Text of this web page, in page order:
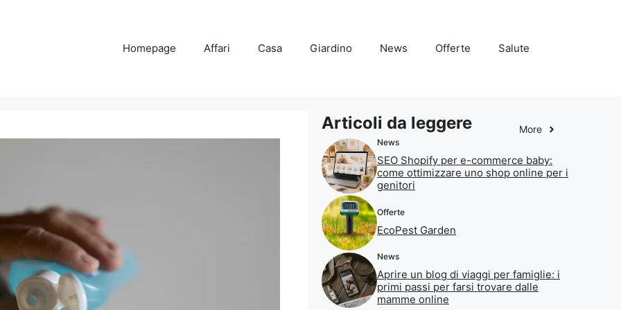
Homepage Affari Casa Giardino News Offerte Salute
Articoli da leggere More
News
SEO Shopify per e-commerce baby:
come ottimizzare uno shop online per i
genitori
Offerte
EcoPest Garden
News
Aprire un blog di viaggi per famiglie: i
primi passi per farsi trovare dalle
mamme online